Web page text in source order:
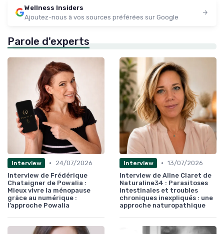
Wellness Insiders
Ajoutez-nous à vos sources préférées sur Google
Parole d'experts
Interview •
24/07/2026
Interview de Frédérique
Chataigner de Powalia :
Mieux vivre la ménopause
grâce au numérique :
l’approche Powalia
Interview • 13/07/2026
Interview de Aline Claret de
Naturaline34 : Parasitoses
intestinales et troubles
chroniques inexpliqués : une
approche naturopathique